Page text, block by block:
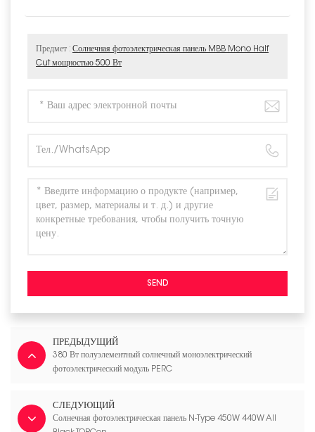
Предмет : Солнечная фотоэлектрическая панель MBB Mono Half
Cut мощностью 500 Вт
SEND
ПРЕДЫДУЩИЙ
380 Вт полуэлементный солнечный моноэлектрический
фотоэлектрический модуль PERC
СЛЕДУЮЩИЙ
Солнечная фотоэлектрическая панель N-Type 450W 440W All